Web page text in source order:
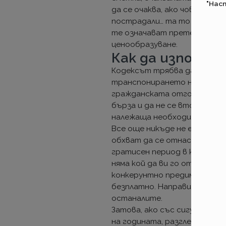
да се очаква, ако човек
пострадали… та то няма
те означават претенции,
ценообразуване.
Как да
Кодексът трябва да влезе в
транспонирането на друга
гражданската
бърза и да не се вторачва
належаща необходимост.
Все още никъде не е
обхват да се отнася само
гратисен период в който да
няма кой да ви го откаже
конкерунтно предимство
безплатно. Направи ли го
останалите.
Затова, ако със сигурност
на годината, разгледайте,